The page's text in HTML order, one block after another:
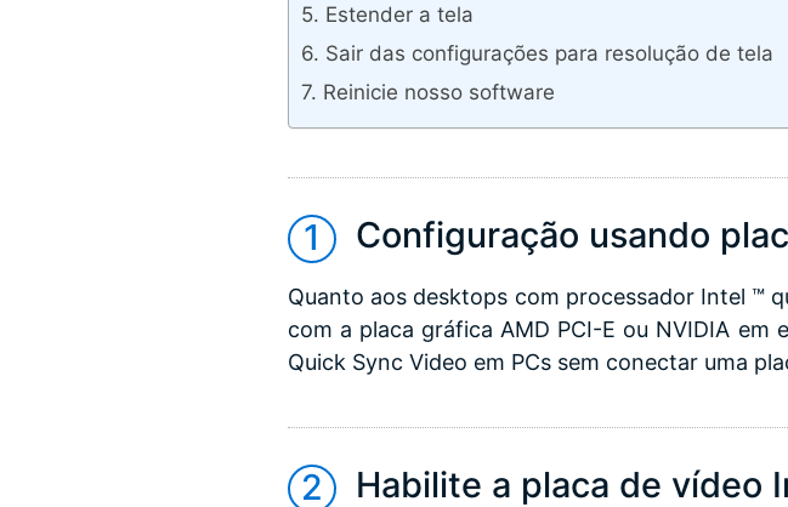
Estender a tela
Sair das configurações para resolução de tela
Reinicie nosso software
Configuração usando
Quanto aos desktops com processador Intel ™
com a placa gráfica AMD PCI-E ou NVIDIA
Quick Sync Video em PCs sem conectar uma
Habilite a placa de vídeo